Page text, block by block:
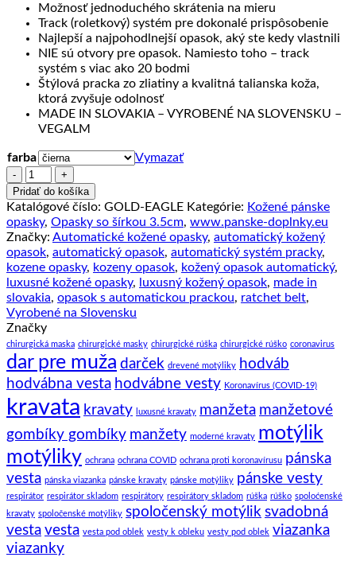
Možnosť jednoduchého skrátenia na mieru
Track (roletkový) systém pre dokonalé prispôsobenie
Najlepší a najpohodlnejší opasok, aký ste kedy vlastnili
NIE sú otvory pre opasok. Namiesto toho – track
systém s viac ako 20 bodmi
Štýlová pracka zo zliatiny a kvalitná talianska koža,
ktorá zvyšuje odolnosť
MADE IN SLOVAKIA – VYROBENÉ NA SLOVENSKU –
VEGALM
farba
Vymazať
množstvo
Pánsky
kožený
opasok
s
automatickou
prackou
GOLD
EAGLE
Pridať do košíka
Katalógové číslo: GOLD-EAGLE Kategórie: Kožené pánske
opasky, Opasky so šírkou 3.5cm, www.panske-doplnky.eu
Značky: Automatické kožené opasky, automatický kožený
opasok, automatický opasok, automatický systém pracky,
kozene opasky, kozeny opasok, kožený opasok automatický,
luxusné kožené opasky, luxusný kožený opasok, made in
slovakia, opasok s automatickou prackou, ratchet belt,
Vyrobené na Slovensku
Značky
chirurgická maska chirurgické masky chirurgické rúška chirurgické rúško coronavirus
dar pre muža darček drevené motýliky
hodváb
hodvábna vesta hodvábne vesty Koronavírus (COVID-19)
kravata kravaty luxusné kravaty manžeta manžetové
gombíky gombíky manžety moderné kravaty motýlik
motýliky ochrana ochrana COVID ochrana proti koronavírusu pánska
vesta pánska viazanka pánske kravaty pánske motýliky pánske vesty
respirátor respirátor skladom respirátory respirátory skladom rúška rúško spoloćenské
kravaty spoločenské motýliky spoločenský motýlik svadobná
vesta vesta vesta pod oblek vesty k obleku vesty pod oblek viazanka
viazanky